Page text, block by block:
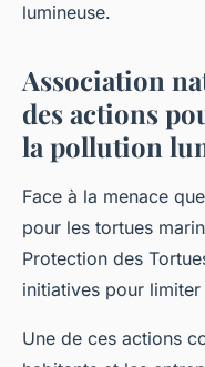
lumineuse.
Association
des actions
la pollution
Face à la menace
pour les tortues
Protection des
initiatives pour
Une de ces actions